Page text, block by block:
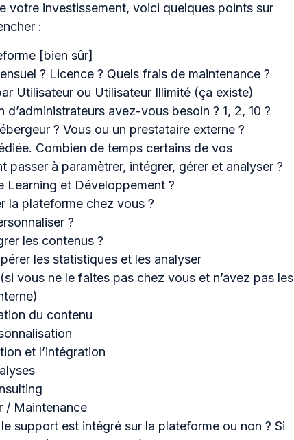
votre investissement, voici quelques points sur
:
[bien sûr]
? Licence ? Quels frais de maintenance ?
Utilisateur ou Utilisateur Illimité (ça existe)
d’administrateurs avez-vous besoin ? 1, 2, 10 ?
? Vous ou un prestataire externe ?
Combien de temps certains de vos
passer à paramètrer, intégrer, gérer et analyser ?
Learning et Développement ?
la plateforme chez vous ?
?
les contenus ?
les statistiques et les analyser
vous ne le faites pas chez vous et n’avez pas les
du contenu
et l’intégration
/ Maintenance
support est intégré sur la plateforme ou non ? Si